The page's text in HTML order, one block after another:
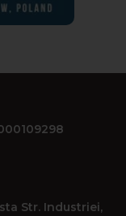
Str. Industriei,